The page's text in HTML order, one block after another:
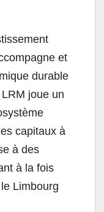
et
durable
joue un
capitaux à
à des
à la fois
Limbourg